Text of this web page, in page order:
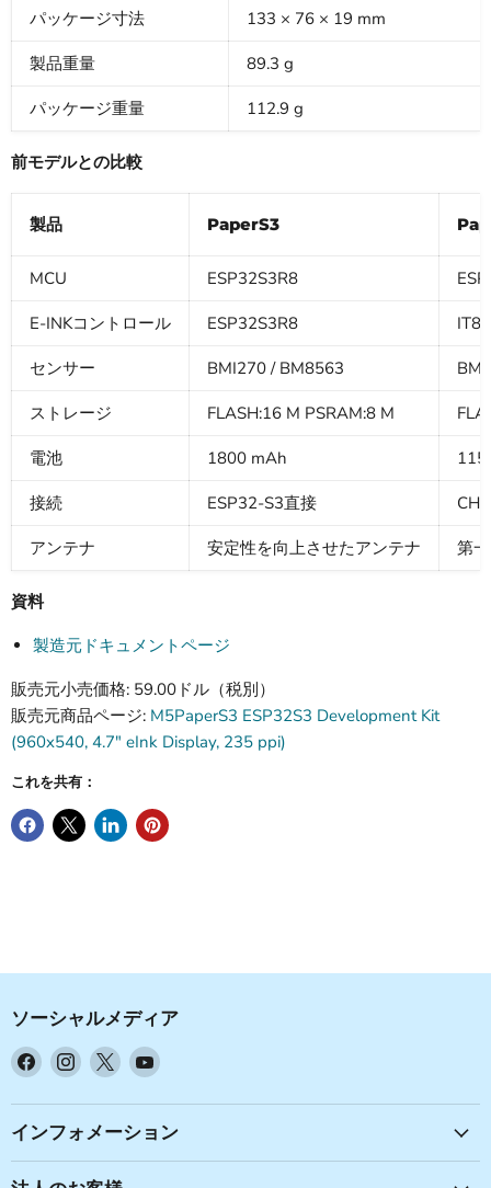
パッケージ寸法 133 × 76 × 19 mm
製品重量 89.3 g
パッケージ重量 112.9 g
前モデルとの比較
製品 PaperS3
MCU ESP32S3R8
E-INKコントロール ESP32S3R8
センサー BMI270 / BM8563
ストレージ FLASH:16 M PSRAM:8 M
電池 1800 mAh
接続 ESP32-S3直接
アンテナ 安定性を向上させたアンテナ 第
資料
製造元ドキュメントページ
販売元小売価格: 59.00ドル（税別）
販売元商品ページ: M5PaperS3 ESP32S3 Development Kit
(960x540, 4.7" eInk Display, 235 ppi)
これを共有：
ソーシャルメディア
Facebook
見
つ
て
Instagram
見
つ
て
X
見
つ
て
YouTube
見
つ
インフォメーション